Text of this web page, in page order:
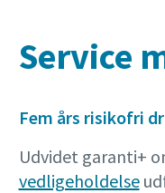
Service
Fem års risikofri
Udvidet garanti+
vedligeholdelse